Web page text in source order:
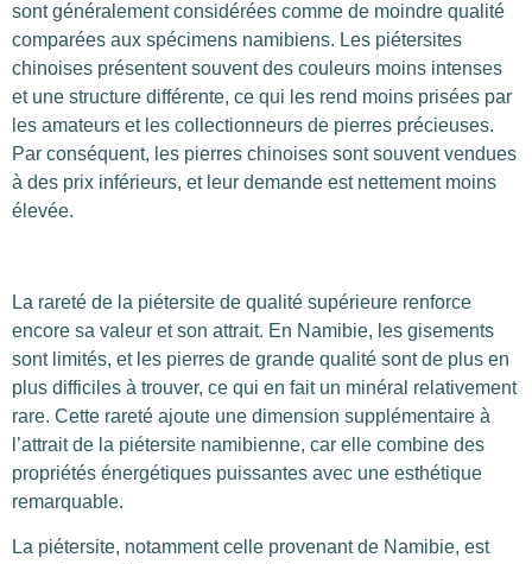
sont généralement considérées comme de moindre qualité
comparées aux spécimens namibiens. Les piétersites
chinoises présentent souvent des couleurs moins intenses
et une structure différente, ce qui les rend moins prisées par
les amateurs et les collectionneurs de pierres précieuses.
Par conséquent, les pierres chinoises sont souvent vendues
à des prix inférieurs, et leur demande est nettement moins
élevée.
La rareté de la piétersite de qualité supérieure renforce
encore sa valeur et son attrait. En Namibie, les gisements
sont limités, et les pierres de grande qualité sont de plus en
plus difficiles à trouver, ce qui en fait un minéral relativement
rare. Cette rareté ajoute une dimension supplémentaire à
l’attrait de la piétersite namibienne, car elle combine des
propriétés énergétiques puissantes avec une esthétique
remarquable.
La piétersite, notamment celle provenant de Namibie, est